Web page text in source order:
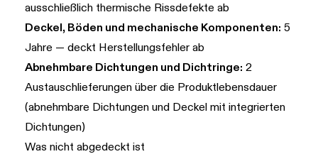
ausschließlich thermische Rissdefekte ab
Deckel, Böden und mechanische Komponenten: 5
Jahre — deckt Herstellungsfehler ab
Abnehmbare Dichtungen und Dichtringe: 2
Austauschlieferungen über die Produktlebensdauer
(abnehmbare Dichtungen und Deckel mit integrierten
Dichtungen)
Was nicht abgedeckt ist